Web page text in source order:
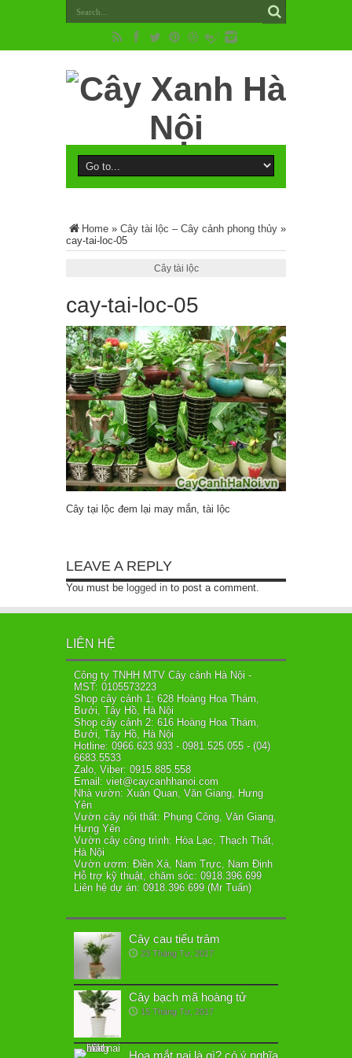
Home » Cây tài lộc – Cây cảnh phong thủy »
cay-tai-loc-05
Cây tài lộc
cay-tai-loc-05
Cây tại lộc đem lại may mắn, tài lộc
LEAVE A REPLY
You must be logged in to post a comment.
LIÊN HỆ
Công ty TNHH MTV Cây cảnh Hà Nội -
MST: 0105573223
Shop cây cảnh 1: 628 Hoàng Hoa Thám,
Bưởi, Tây Hồ, Hà Nội
Shop cây cảnh 2: 616 Hoàng Hoa Thám,
Bưởi, Tây Hồ, Hà Nội
Hotline: 0966.623.933 - 0981.525.055 - (04)
6683.5533
Zalo, Viber: 0915.885.558
Email: viet@caycanhhanoi.com
Nhà vườn: Xuân Quan, Văn Giang, Hưng
Yên
Vườn cây nội thất: Phụng Công, Văn Giang,
Hưng Yên
Vườn cây công trình: Hòa Lạc, Thạch Thất,
Hà Nội
Vườn ươm: Điền Xá, Nam Trực, Nam Định
Hỗ trợ kỹ thuật, chăm sóc: 0918.396.699
Liên hệ dự án: 0918.396.699 (Mr Tuấn)
Cây cau tiểu trâm
23 Tháng Tư, 2017
Cây bạch mã hoàng tử
15 Tháng Tư, 2017
Hoa mắt nai là gì? có ý nghĩa